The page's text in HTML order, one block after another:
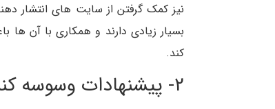
نیز کمک گرفتن از سایت های انتشار
بسیار زیادی دارند و همکاری با آن ها
کند.
2- پیشنهادات وسوسه کننده